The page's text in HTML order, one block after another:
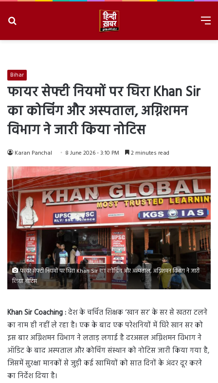
Bihar
फायर सेफ्टी नियमों पर घिरा Khan Sir
का कोचिंग और अस्पताल, अग्निशमन
विभाग ने जारी किया नोटिस
Karan Panchal 8 June 2026 - 3:10 PM 2 minutes read
फायर सेफ्टी नियमों पर घिरा Khan Sir का कोचिंग और अस्पताल, अग्निशमन विभाग ने जारी
किया नोटिस
Khan Sir Coaching :देश के चर्चित शिक्षक ‘खान सर’ के सर से खतरा टलने
का नाम ही नहीं ले रहा है। एक के बाद एक परेशनियों में घिरे खान सर को
इस बार अग्निशमन विभाग ने लताड़ लगाई है दरअसल अग्निशमन विभाग ने
ऑडिट के बाद अस्पताल और कोचिंग संस्थान को नोटिस जारी किया गया है,
जिसमें सुरक्षा मानकों से जुड़ी कई खामियों को सात दिनों के अंदर दूर करने
का निर्देश दिया है।